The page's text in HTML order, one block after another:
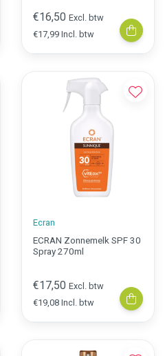
€16,50 Excl. btw
€17,99 Incl. btw
Ecran
ECRAN Zonnemelk SPF 30
Spray 270ml
€17,50 Excl. btw
€19,08 Incl. btw